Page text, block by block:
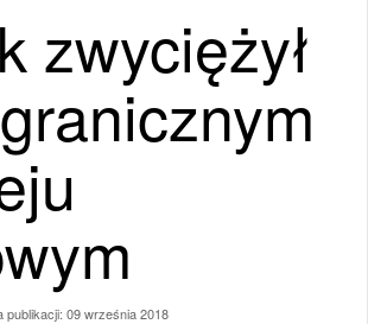
zwyciężył
publikacji: 09 września 2018